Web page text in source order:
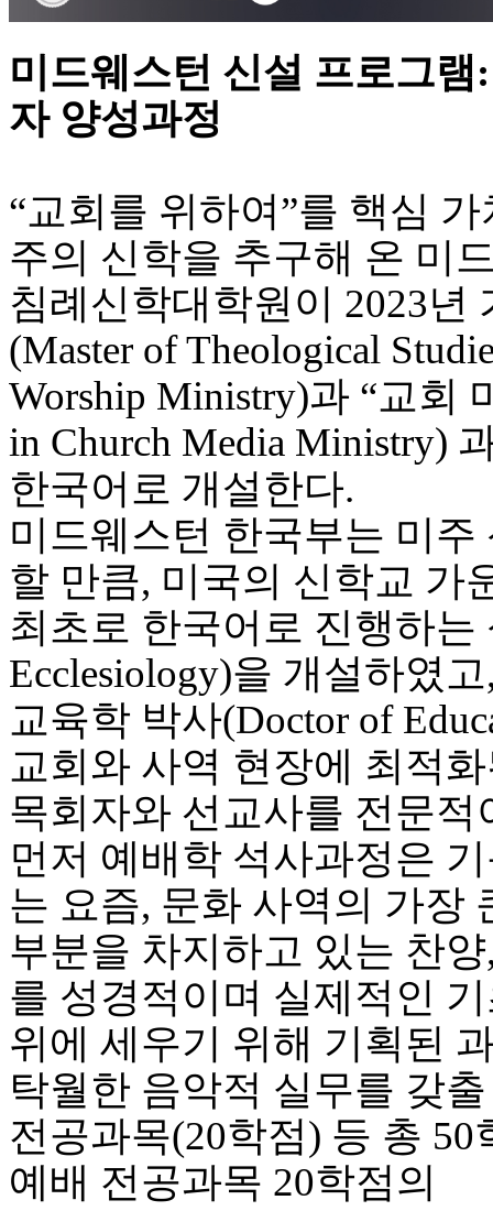
뉴
스
신
규
휴
이
트
무
료
만
남
어
플
시
알
리
스
후
기
가
평
발
기
부
진
약
비
아
탑-
시
알
리
스
구
입
돔
클
럽
DOMCLUB
실
시
간
무
료
채
팅
돔
미드웨스턴 신설 프로그
자 양성과정
“교회를 위하여”를 핵심
주의 신학을 추구해 온 미
침례신학대학원이 2023년
(Master of Theological
Worship Ministry)과 “교회
in Church Media Ministry)
한국어로 개설한다.
미드웨스턴 한국부는 미
할 만큼, 미국의 신학교 가
최초로 한국어로 진행하
Ecclesiology)을 개설하였
교육학 박사(Doctor of
교회와 사역 현장에 최적
목회자와 선교사를 전문
먼저 예배학 석사과정은
는 요즘, 문화 사역의 가장
부분을 차지하고 있는 찬
를 성경적이며 실제적인
위에 세우기 위해 기획된
탁월한 음악적 실무를 갖
전공과목(20학점) 등 총
예배 전공과목 20학점의